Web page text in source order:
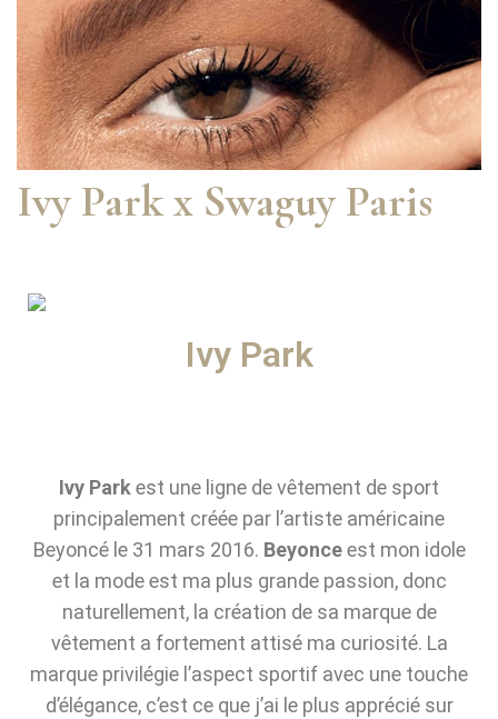
Ivy Park x Swaguy Paris
Ivy Park
Ivy Park est une ligne de vêtement de sport
principalement créée par l’artiste américaine
Beyoncé le 31 mars 2016. Beyonceest mon idole
et la mode est ma plus grande passion, donc
naturellement, la création de sa marque de
vêtement a fortement attisé ma curiosité. La
marque privilégie l’aspect sportif avec une touche
d’élégance, c’est ce que j’ai le plus apprécié sur